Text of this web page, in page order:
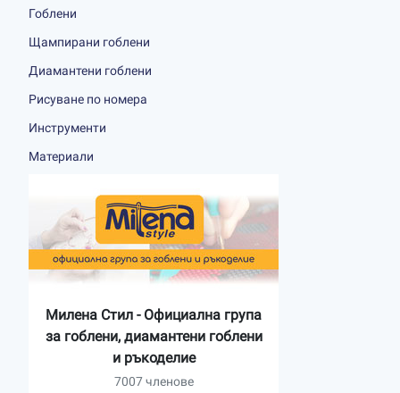
Гоблени
Щампирани гоблени
Диамантени гоблени
Рисуване по номера
Инструменти
Материали
Милена Стил - Официална група
за гоблени, диамантени гоблени
и ръкоделие
7007 членове